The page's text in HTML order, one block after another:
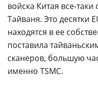
войска Китая все-
Тайваня. Это десятки
находятся в ее
поставила
сканеров, большую
именно TSMC.